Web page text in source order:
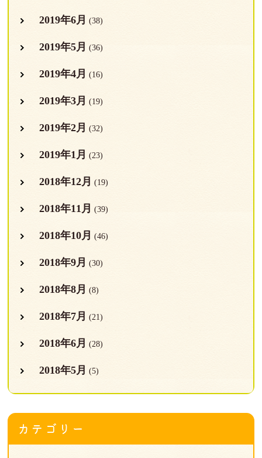
2019年6月 (38)
2019年5月 (36)
2019年4月 (16)
2019年3月 (19)
2019年2月 (32)
2019年1月 (23)
2018年12月 (19)
2018年11月 (39)
2018年10月 (46)
2018年9月 (30)
2018年8月 (8)
2018年7月 (21)
2018年6月 (28)
2018年5月 (5)
カテゴリー